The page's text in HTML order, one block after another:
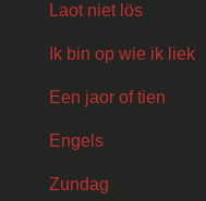
Laot niet lös
Ik bin op wie ik liek
Een jaor of tien
Engels
Zundag